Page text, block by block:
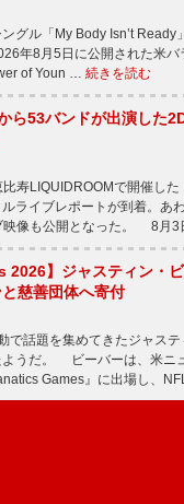
グル「My Body Isn’t Ready
年8月5日に公開された米
of Youn … 続きを読む
ら53バンドが出演した
寿LIQUIDROOMで開催し
ライブレポートが到着。あ
映像も公開となった。 8月
2026】ジャスティン・
慈善団体へ寄付
で話題を集めてきたジャス
ようだ。 ビーバーは、米ニ
Games』に出場し、